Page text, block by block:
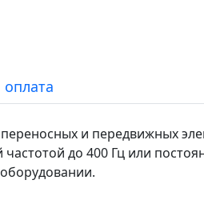
и передвижных
до 400 Гц или